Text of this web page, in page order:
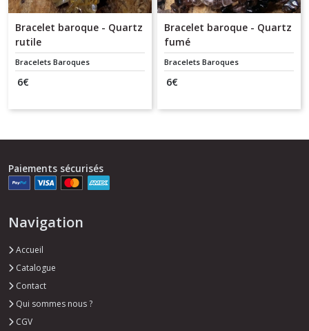
Bracelet baroque - Quartz
rutile
Bracelets Baroques
6€
Bracelet baroque - Quartz
fumé
Bracelets Baroques
6€
Paiements sécurisés
Navigation
Accueil
Catalogue
Contact
Qui sommes nous ?
CGV